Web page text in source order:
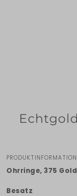
PRODUKTINFORMATION
Ohrringe, 375 Gold
Besatz